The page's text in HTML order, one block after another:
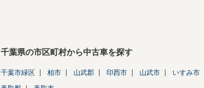
千葉県の市区町村から中古車を探す
千葉市緑区 柏市 山武郡 印西市 山武市 いすみ市